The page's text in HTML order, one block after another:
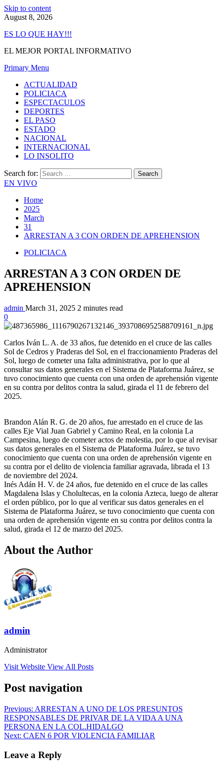
Skip to content
August 8, 2026
ES LO QUE HAY!!!
EL MEJOR PORTAL INFORMATIVO
Primary Menu
ACTUALIDAD
POLICIACA
ESPECTACULOS
DEPORTES
EL PASO
ESTADO
NACIONAL
INTERNACIONAL
LO INSOLITO
Search for:
EN VIVO
Home
2025
March
31
ARRESTAN A 3 CON ORDEN DE APREHENSION
POLICIACA
ARRESTAN A 3 CON ORDEN DE
APREHENSION
admin March 31, 2025 2 minutes read
0
Carlos Iván L. A. de 33 años, fue detenido en el cruce de las calles
Sol de Cedros y Praderas del Sol, en el fraccionamiento Praderas del
Sol, luego de cometer una falta administrativa, por lo que al
consultar sus datos generales en el Sistema de Plataforma Juárez, se
tuvo conocimiento que cuenta con una orden de aprehensión vigente
en su contra por delitos contra la salud, girada el 11 de febrero del
2025.
Brandon Alán R. G. de 20 años, fue arrestado en el cruce de las
calles Eje Vial Juan Gabriel y Camino Real, en la colonia La
Campesina, luego de cometer actos de molestia, por lo que al revisar
sus datos generales en el Sistema de Plataforma Juárez, se tuvo
conocimiento que cuenta con una orden de aprehensión vigente en
su contra por el delito de violencia familiar agravada, librada el 13
de noviembre del 2024.
Inés Adán H. V. de 24 años, fue detenido en el cruce de las calles
Magdalena Islas y Cholultecas, en la colonia Azteca, luego de alterar
el orden público, por lo que al verificar sus datos generales en el
Sistema de Plataforma Juárez, se tuvo conocimiento que cuenta con
una orden de aprehensión vigente en su contra por delitos contra la
salud, girada el 12 de marzo del 2025.
About the Author
admin
Administrator
Visit Website View All Posts
Post navigation
Previous: ARRESTAN A UNO DE LOS PRESUNTOS
RESPONSABLES DE PRIVAR DE LA VIDA A UNA
PERSONA EN LA COL.HIDALGO
Next: CAEN 6 POR VIOLENCIA FAMILIAR
Leave a Reply